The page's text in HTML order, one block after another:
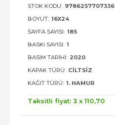
STOK KODU: 9786257707336
BOYUT: 16X24
SAYFA SAYISI: 185
BASKI SAYISI: 1
BASIM TARIHI: 2020
KAPAK TÜRÜ: CILTSIZ
KAĞIT TÜRÜ: 1. HAMUR
Taksitli fiyat: 3 x 110,70